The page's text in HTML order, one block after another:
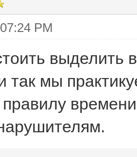
PM
выделить
так мы
правилу